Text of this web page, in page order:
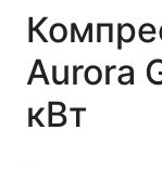
Aurora
кВт